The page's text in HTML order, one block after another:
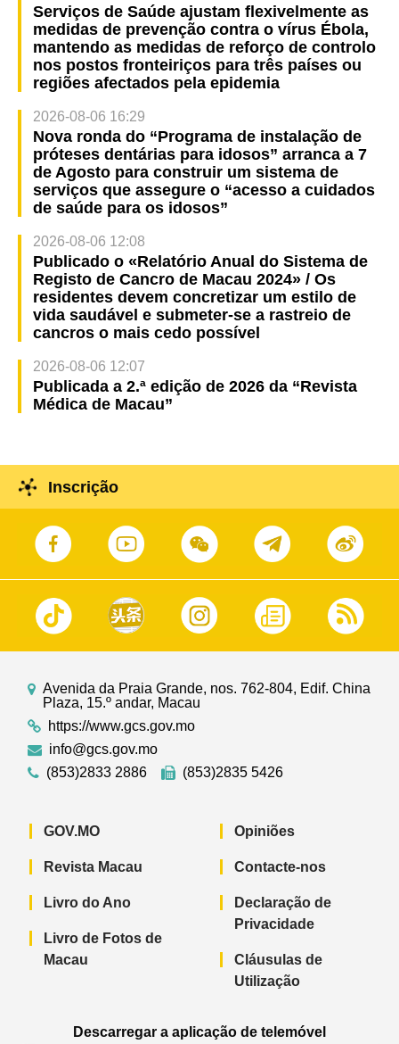
Serviços de Saúde ajustam flexivelmente as
medidas de prevenção contra o vírus Ébola,
mantendo as medidas de reforço de controlo
nos postos fronteiriços para três países ou
regiões afectados pela epidemia
2026-08-06 16:29
Nova ronda do “Programa de instalação de
próteses dentárias para idosos” arranca a 7
de Agosto para construir um sistema de
serviços que assegure o “acesso a cuidados
de saúde para os idosos”
2026-08-06 12:08
Publicado o «Relatório Anual do Sistema de
Registo de Cancro de Macau 2024» / Os
residentes devem concretizar um estilo de
vida saudável e submeter-se a rastreio de
cancros o mais cedo possível
2026-08-06 12:07
Publicada a 2.ª edição de 2026 da “Revista
Médica de Macau”
Inscrição
Avenida da Praia Grande, nos. 762-804, Edif. China
Plaza, 15.º andar, Macau
https://www.gcs.gov.mo
info@gcs.gov.mo
(853)2833 2886
(853)2835 5426
GOV.MO
Revista Macau
Livro do Ano
Livro de Fotos de
Macau
Opiniões
Contacte-nos
Declaração de
Privacidade
Cláusulas de
Utilização
Descarregar a aplicação de telemóvel